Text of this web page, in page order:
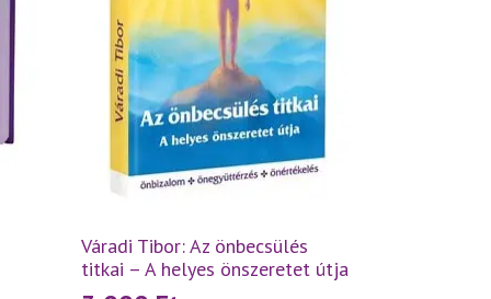
Váradi Tibor: Az önbecsülés
titkai – A helyes önszeretet útja